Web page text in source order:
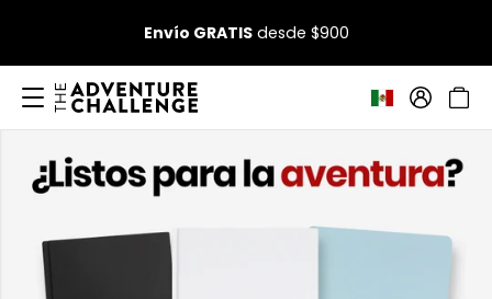
Envío GRATISdesde $900
Geolocation